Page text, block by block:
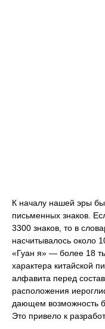
К началу нашей эры
письменных знаков.
3300 знаков, то в
насчитывалось около
«Гуан я» — более 18
характера китайской
алфавита перед
расположения
дающем возможность
Это привело к